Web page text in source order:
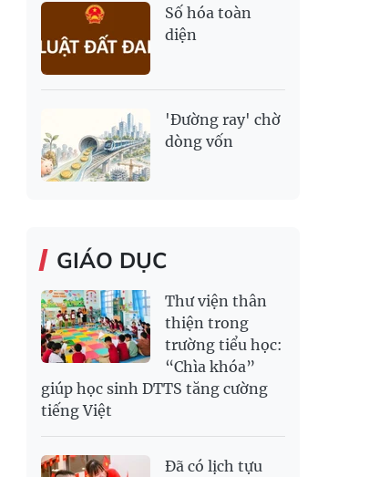
Số hóa toàn
diện
'Đường ray' chờ
dòng vốn
GIÁO DỤC
Thư viện thân
thiện trong
trường tiểu học:
“Chìa khóa”
giúp học sinh DTTS tăng cường
tiếng Việt
Đã có lịch tựu